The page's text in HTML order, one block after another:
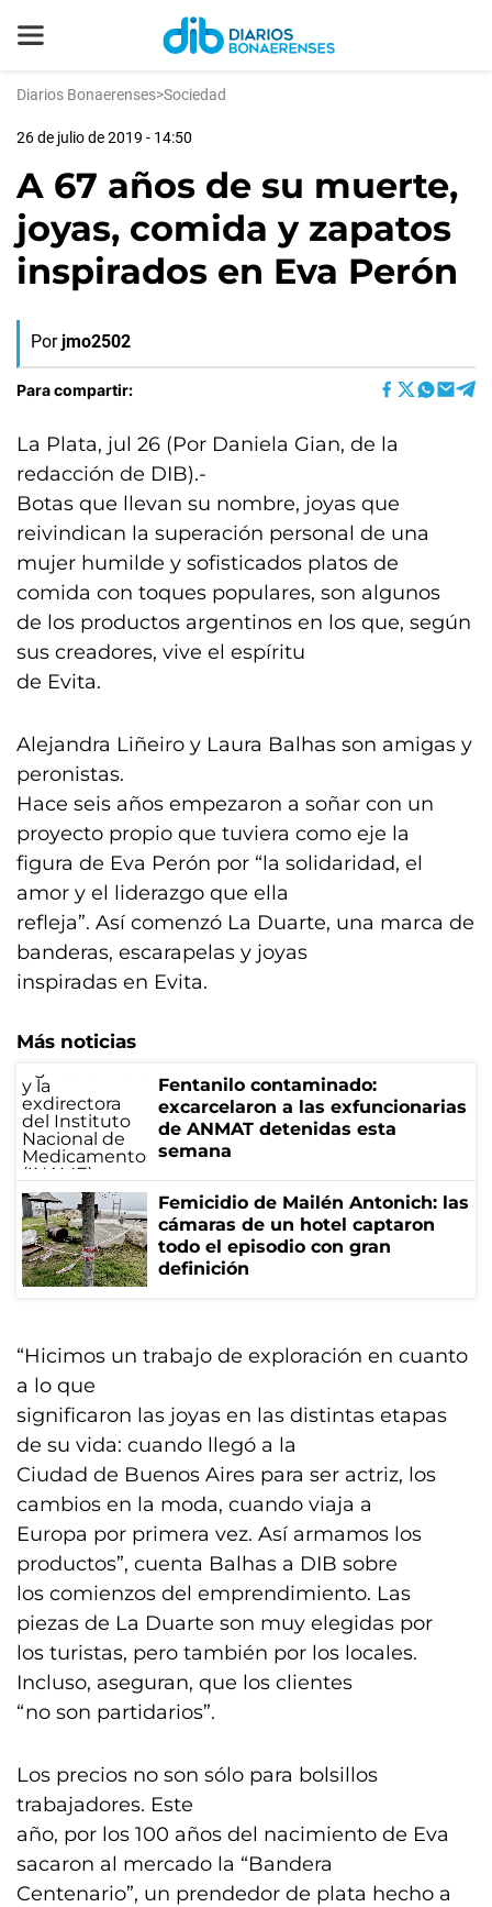
Diarios Bonaerenses>Sociedad
26 de julio de 2019 - 14:50
A 67 años de su muerte,
joyas, comida y zapatos
inspirados en Eva Perón
Por jmo2502
Para compartir:
La Plata, jul 26 (Por Daniela Gian, de la
redacción de DIB).-
Botas que llevan su nombre, joyas que
reivindican la superación personal de una
mujer humilde y sofisticados platos de
comida con toques populares, son algunos
de los productos argentinos en los que, según
sus creadores, vive el espíritu
de Evita.
Alejandra Liñeiro y Laura Balhas son amigas y
peronistas.
Hace seis años empezaron a soñar con un
proyecto propio que tuviera como eje la
figura de Eva Perón por “la solidaridad, el
amor y el liderazgo que ella
refleja”. Así comenzó La Duarte, una marca de
banderas, escarapelas y joyas
inspiradas en Evita.
Más noticias
Fentanilo contaminado:
excarcelaron a las exfuncionarias
de ANMAT detenidas esta
semana
Femicidio de Mailén Antonich: las
cámaras de un hotel captaron
todo el episodio con gran
definición
“Hicimos un trabajo de exploración en cuanto
a lo que
significaron las joyas en las distintas etapas
de su vida: cuando llegó a la
Ciudad de Buenos Aires para ser actriz, los
cambios en la moda, cuando viaja a
Europa por primera vez. Así armamos los
productos”, cuenta Balhas a DIB sobre
los comienzos del emprendimiento. Las
piezas de La Duarte son muy elegidas por
los turistas, pero también por los locales.
Incluso, aseguran, que los clientes
“no son partidarios”.
Los precios no son sólo para bolsillos
trabajadores. Este
año, por los 100 años del nacimiento de Eva
sacaron al mercado la “Bandera
Centenario”, un prendedor de plata hecho a